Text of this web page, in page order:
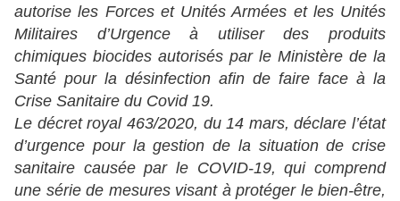
autorise les Forces et Unités Armées et les Unités
Militaires d’Urgence à utiliser des produits
chimiques biocides autorisés par le Ministère de la
Santé pour la désinfection afin de faire face à la
Crise Sanitaire du Covid 19.
Le décret royal 463/2020, du 14 mars, déclare l’état
d’urgence pour la gestion de la situation de crise
sanitaire causée par le COVID-19, qui comprend
une série de mesures visant à protéger le bien-être,